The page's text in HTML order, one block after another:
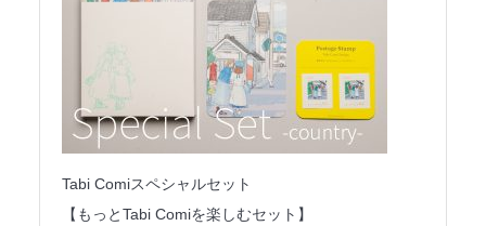
Tabi Comiスペシャルセット
【もっとTabi Comiを楽しむセット】